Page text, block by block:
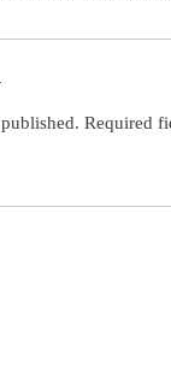
Required